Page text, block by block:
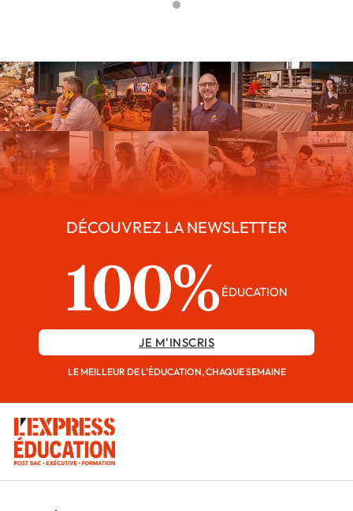
DÉCOUVREZ LA NEWSLETTER
100% ÉDUCATION
JE M'INSCRIS
LE MEILLEUR DE L'ÉDUCATION, CHAQUE SEMAINE